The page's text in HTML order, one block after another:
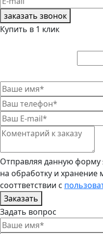
заказать звонок
Купить в 1 клик
Отправляя данную форму
на обработку и
сооттветствии с
Заказать
Задать вопрос